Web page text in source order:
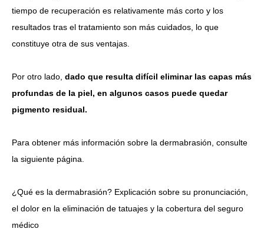
tiempo de recuperación es relativamente más corto y los
resultados tras el tratamiento son más cuidados, lo que
constituye otra de sus ventajas.
Por otro lado, dado que resulta difícil eliminar las capas más
profundas de la piel, en algunos casos puede quedar
pigmento residual.
Para obtener más información sobre la dermabrasión, consulte
la siguiente página.
¿Qué es la dermabrasión? Explicación sobre su pronunciación,
el dolor en la eliminación de tatuajes y la cobertura del seguro
médico